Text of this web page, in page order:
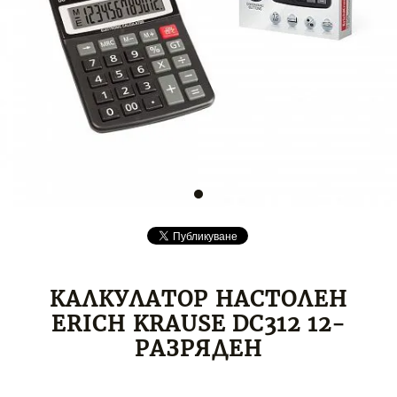
КАЛКУЛАТОР НАСТОЛЕН
ERICH KRAUSE DC312 12-
РАЗРЯДЕН